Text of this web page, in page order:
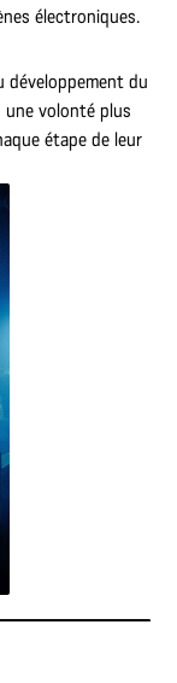
électroniques.
développement du
une volonté plus
étape de leur